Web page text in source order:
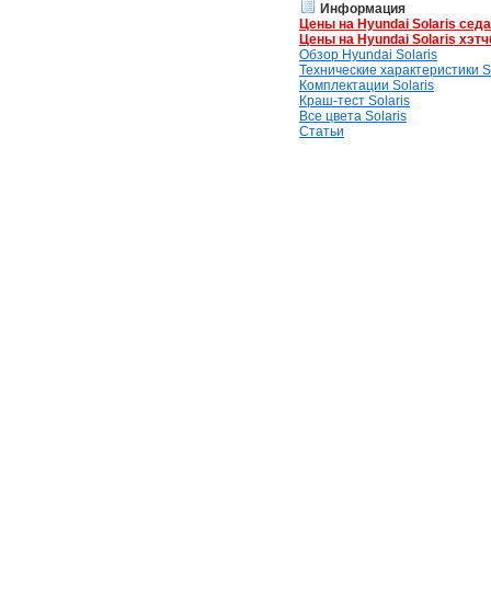
Информация
Цены на Hyundai Solaris
Цены на Hyundai Solaris
Обзор Hyundai Solaris
Технические характеристики
Комплектации Solaris
Краш-тест Solaris
Все цвета Solaris
Статьи